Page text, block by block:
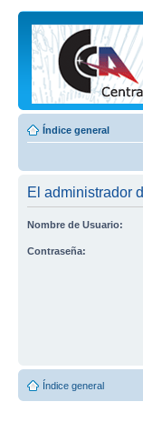
Índice general
El administrador
Nombre de Usuario:
Contraseña:
Índice general